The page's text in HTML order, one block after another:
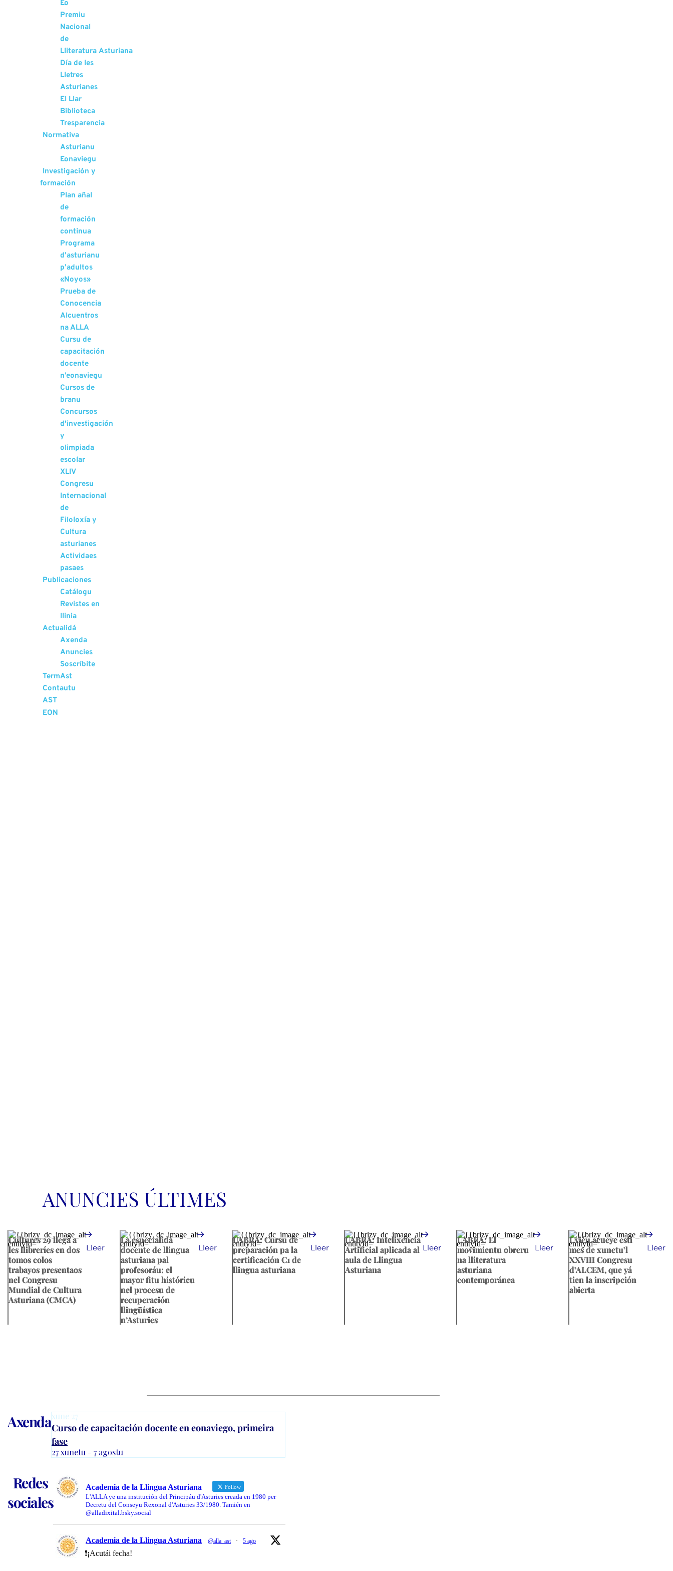
Eo
Premiu
Nacional
de
Lliteratura Asturiana
Día de les
Lletres
Asturianes
El Llar
Biblioteca
Tresparencia
Normativa
Asturianu
Eonaviegu
Investigación y
formación
Plan añal
de
formación
continua
Programa
d’asturianu
p’adultos
«Noyos»
Prueba de
Conocencia
Alcuentros
na ALLA
Cursu de
capacitación
docente
n’eonaviegu
Cursos de
branu
Concursos
d'investigación
y
olimpiada
escolar
XLIV
Congresu
Internacional
de
Filoloxía y
Cultura
asturianes
Actividaes
pasaes
Publicaciones
Catálogu
Revistes en
llinia
Actualidá
Axenda
Anuncies
Soscríbite
TermAst
Contautu
AST
EON
ANUNCIES ÚLTIMES
Cultures 29 llega a
les llibreríes en dos
tomos colos
trabayos presentaos
nel Congresu
Mundial de Cultura
Asturiana (CMCA)
Lleer
La especialidá
docente de llingua
asturiana pal
profesoráu: el
mayor fitu históricu
nel procesu de
recuperación
llingüística
n’Asturies
Lleer
UABRA: Cursu de
preparación pa la
certificación C1 de
llingua asturiana
Lleer
UABRA: Intelixencia
Artificial aplicada al
aula de Llingua
Asturiana
Lleer
UABRA: El
movimientu obreru
na lliteratura
asturiana
contemporánea
Lleer
Uviéu acueye esti
mes de xunetu’l
XXVIII Congresu
d’ALCEM, que yá
tien la inscripción
abierta
Lleer
Axendaxune 27
Curso de capacitación docente en eonaviego, primeira
fase
27 xunetu - 7 agostu
Redes
sociales
Academia de la Llingua Asturiana Follow
L'ALLA ye una institución del Principáu d'Asturies creada en 1980 per
Decretu del Conseyu Rexonal d'Asturies 33/1980. Tamién en
@alladixital.bsky.social
Academia de la Llingua Asturiana @alla_ast · 5 ago
❗️¡Acutái fecha!